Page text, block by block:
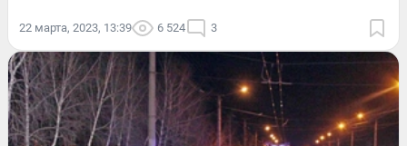
22 марта, 2023, 13:39 6 524 3